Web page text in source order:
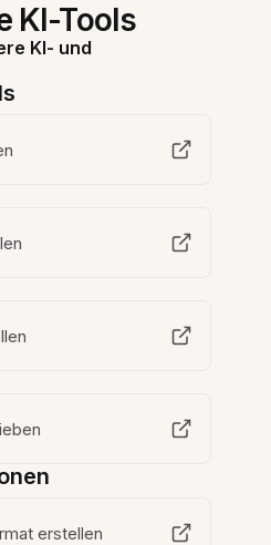
KI-Tools
KI- und
erstellen